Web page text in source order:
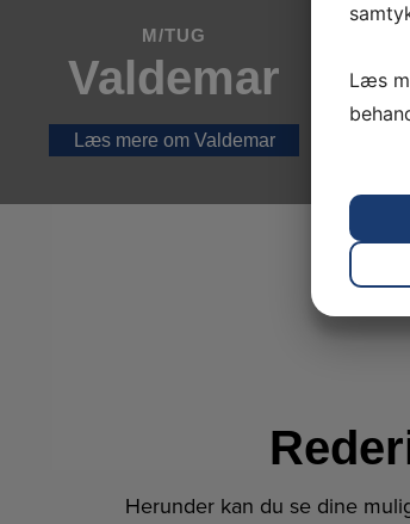
M/TUG
Valdemar
Læs mere om Valdemar
Herunder kan du se dine
Læs